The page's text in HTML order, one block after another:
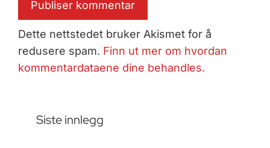
Dette nettstedet bruker Akismet for å
redusere spam. Finn ut mer om hvordan
kommentardataene dine behandles.
Siste innlegg